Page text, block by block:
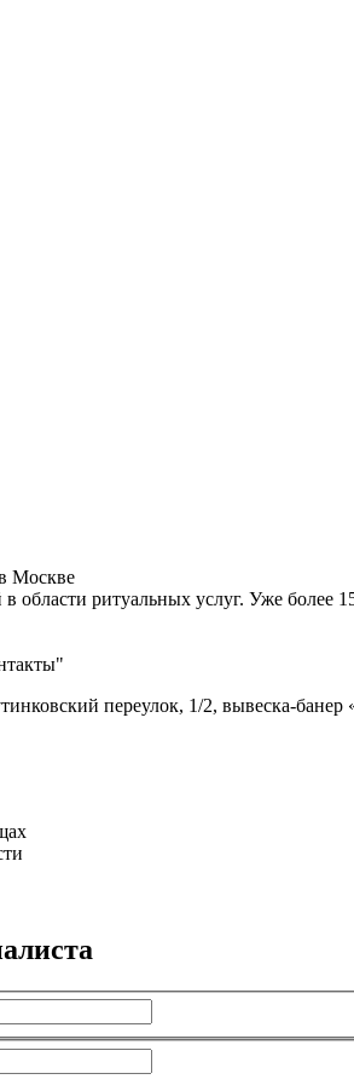
Москве
области ритуальных услуг. Уже более
переулок, 1/2, вывеска-